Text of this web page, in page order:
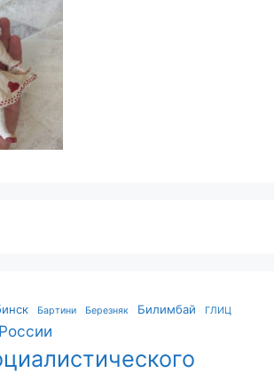
Бартини Березняк Билимбай ГЛИЦ